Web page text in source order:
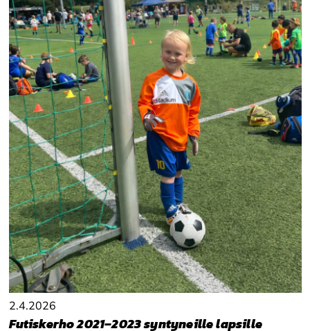
2.4.2026
Futiskerho 2021–2023 syntyneille lapsille